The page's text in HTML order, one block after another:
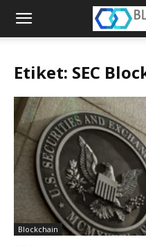
Blockchain
Etiket: SEC
Blockchain